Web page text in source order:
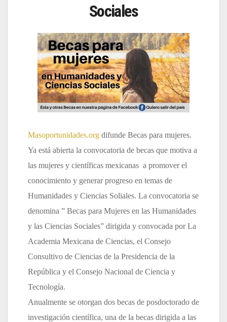
Sociales
Masoportunidades.org difunde Becas para mujeres.
Ya está abierta la convocatoria de becas que motiva a
las mujeres y científicas mexicanas a promover el
conocimiento y generar progreso en temas de
Humanidades y Ciencias Soliales. La convocatoria se
denomina ” Becas para Mujeres en las Humanidades
y las Ciencias Sociales” dirigida y convocada por La
Academia Mexicana de Ciencias, el Consejo
Consultivo de Ciencias de la Presidencia de la
República y el Consejo Nacional de Ciencia y
Tecnología.
Anualmente se otorgan dos becas de posdoctorado de
investigación científica, una de la becas dirigida a las